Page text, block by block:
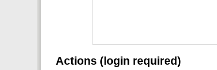
Actions (login required)